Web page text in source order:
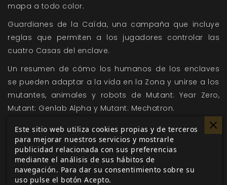
mapa a todo color.
Guardianes de la Caída, una campaña que incluye
reglas que permiten a los jugadores controlar las
cuatro Casas del enclave.
Un resumen de cómo los humanos de los enclaves
se pueden adaptar a la vida en la Zona y unirse a los
mutantes, animales y robots de Mutant: Year Zero,
Mutant: Genlab Alpha y Mutant: Mechatron.
Incluye copia digital y mapa de regalo.
Este sitio web utiliza cookies propias y de terceros
para mejorar nuestros servicios y mostrarle
publicidad relacionada con sus preferencias
mediante el análisis de sus hábitos de
navegación. Para dar su consentimiento sobre su
uso pulse el botón Acepto.